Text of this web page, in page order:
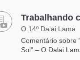
Trabalhando
O 14º Dalai Lama
Comentário sobre
Sol" – O Dalai